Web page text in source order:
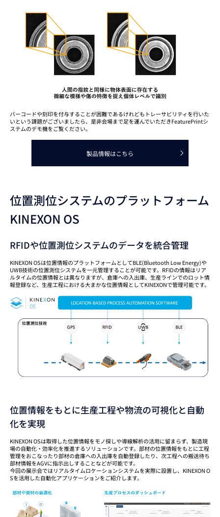
バーコードや刻印を付与することが困難であるけれどもトレーサビリティを行いた
いという課題がございましたら、是非会場まで足を運んでいただきFeaturePrintシ
ステムのデモ機をご覧ください。
製品情報はこちら
位置測位システムのプラットフォーム
KINEXON OS
RFIDや位置測位システムのデータを統合管理
KINEXON OSは位置情報のプラットフォームとしてBLE(Bluetooth Low Energy)や
UWB技術の位置測位システムを一元管理することが可能です。RFIDの情報はリア
ルタイムの位置情報とは異なりますが、倉庫への入出庫、生産ラインでのロット情
報登録など、生産工程における大まかな位置情報としてKINEXONで管理可能です。
位置情報をもとに生産工程や物流の可視化と自動
化を実現
KINEXON OSは取得した位置情報をモノ探しや導線解析の活用に留まらず、製造現
場の自動化・効率化を推進するソリューションです。部材の位置情報をもとに工程
管理をおこなったり部材の倉庫への入出庫を自動登録したり、次工程への搬送待ち
部材情報をAGVに指示出しすることなどが可能です。
今回の展示会ではリアルタイムロケーションシステムを実際に設置し、KINEXON O
Sを活用した自動化アプリケーションをご紹介します。